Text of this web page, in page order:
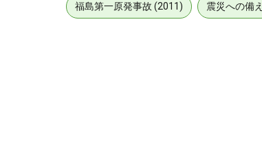
福島第一原発事故 (2011) 震災への備え